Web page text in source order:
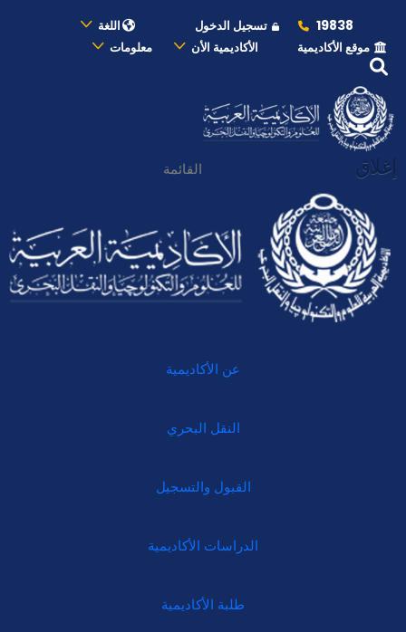
19838 تسجيل الدخول
اللغة
موقع الأكاديمية
الأكاديمية الأن معلومات
إغلاق القائمة
عن الأكاديمية
النقل البحري
القبول والتسجيل
الدراسات الأكاديمية
طلبة الأكاديمية